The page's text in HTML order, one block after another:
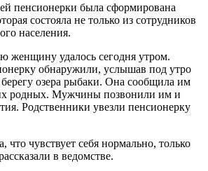
пенсионерки была сформирована
состояла не только из сотрудников
населения.
женщину удалось сегодня утром.
обнаружили, услышав под утро
озера рыбаки. Она сообщила им
родных. Мужчины позвонили им и
Родственники увезли пенсионерку
чувствует себя нормально, только
в ведомстве.